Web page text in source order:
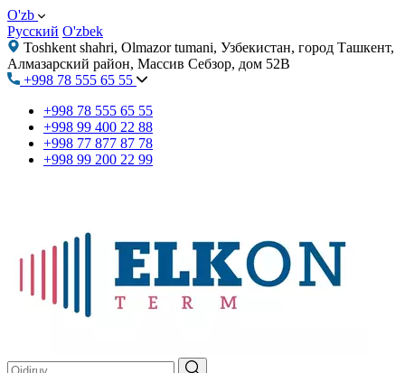
O'zb
Русский O'zbek
Toshkent shahri, Olmazor tumani, Узбекистан, город Ташкент,
Алмазарский район, Массив Себзор, дом 52В
+998 78 555 65 55
+998 78 555 65 55
+998 99 400 22 88
+998 77 877 87 78
+998 99 200 22 99